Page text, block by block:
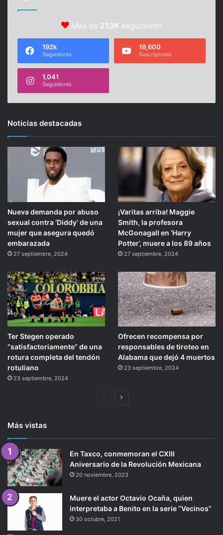
Más de 213K seguidores
192k
Seguidores
19,600
Suscriptores
1,041
Seguidores
Noticias destacadas
Nueva demanda por abuso
sexual contra ‘Diddy’ de una
mujer que asegura quedó
embarazada
27 septiembre, 2024
¡Varitas arriba! Maggie
Smith, la profesora
McGonagall en ‘Harry
Potter’, muere a los 89 años
27 septiembre, 2024
Ter Stegen operado
“satisfactoriamente” de una
rotura completa del tendón
rotuliano
23 septiembre, 2024
Ofrecen recompensa por
responsables de tiroteo en
Alabama que dejó 4 muertos
23 septiembre, 2024
PáginaSiguiente
Más vistas
En Taxco, conmemoran el CXIII
Aniversario de la Revolución Mexicana
20 noviembre, 2023
Muere el actor Octavio Ocaña, quien
interpretaba a Benito en la serie “Vecinos”
30 octubre, 2021